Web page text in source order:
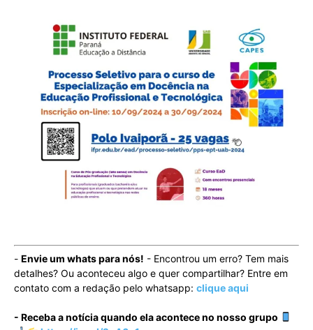
- Envie um whats para nós! - Encontrou um erro? Tem mais
detalhes? Ou aconteceu algo e quer compartilhar? Entre em
contato com a redação pelo whatsapp: clique aqui
- Receba a notícia quando ela acontece no nosso grupo